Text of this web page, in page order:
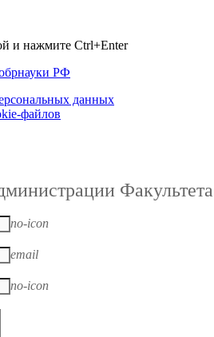
и нажмите Ctrl+Enter
РФ
данных
файлов
Факультета
no-icon
email
no-icon